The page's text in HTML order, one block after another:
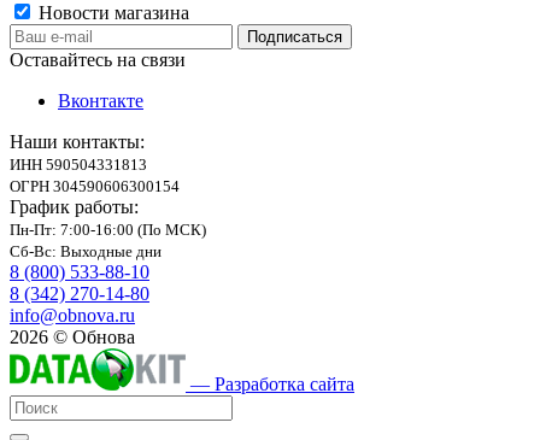
Новости магазина
Оставайтесь на связи
Вконтакте
Наши контакты:
ИНН 590504331813
ОГРН 304590606300154
График работы:
Пн-Пт: 7:00-16:00 (По МСК)
Сб-Вс: Выходные дни
8 (800) 533-88-10
8 (342) 270-14-80
info@obnova.ru
2026 © Обнова
— Разработка сайта